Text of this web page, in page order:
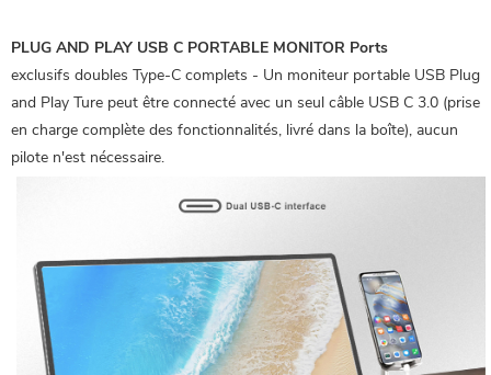
PLUG AND PLAY USB C PORTABLE MONITOR Ports
exclusifs doubles Type-C complets - Un moniteur portable USB Plug
and Play Ture peut être connecté avec un seul câble USB C 3.0 (prise
en charge complète des fonctionnalités, livré dans la boîte), aucun
pilote n'est nécessaire.